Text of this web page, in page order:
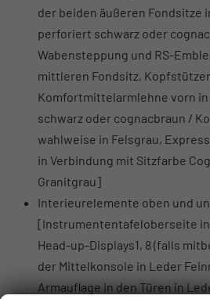
der beiden äußeren Fondsitze
perforiert schwarz oder
Wabensteppung und RS-
mittleren Fondsitz,
Komfortmittelarmlehne vorn in
schwarz oder cognacbraun /
wahlweise in Felsgrau,
in Verbindung mit Sitzfarbe
Granitgrau]
Interieurelemente oben und
[Instrumententafeloberseite
Head-up-Displays1, 8 (falls
der Mittelkonsole in Leder
Armauflage in den Türen in